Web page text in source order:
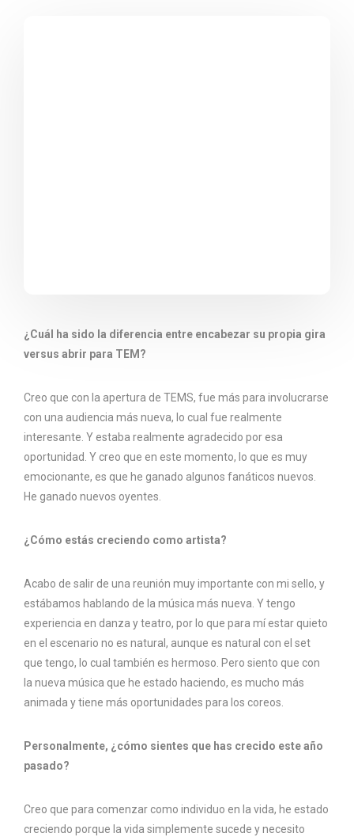
¿Cuál ha sido la diferencia entre encabezar su propia gira
versus abrir para TEM?
Creo que con la apertura de TEMS, fue más para involucrarse
con una audiencia más nueva, lo cual fue realmente
interesante. Y estaba realmente agradecido por esa
oportunidad. Y creo que en este momento, lo que es muy
emocionante, es que he ganado algunos fanáticos nuevos.
He ganado nuevos oyentes.
¿Cómo estás creciendo como artista?
Acabo de salir de una reunión muy importante con mi sello, y
estábamos hablando de la música más nueva. Y tengo
experiencia en danza y teatro, por lo que para mí estar quieto
en el escenario no es natural, aunque es natural con el set
que tengo, lo cual también es hermoso. Pero siento que con
la nueva música que he estado haciendo, es mucho más
animada y tiene más oportunidades para los coreos.
Personalmente, ¿cómo sientes que has crecido este año
pasado?
Creo que para comenzar como individuo en la vida, he estado
creciendo porque la vida simplemente sucede y necesito